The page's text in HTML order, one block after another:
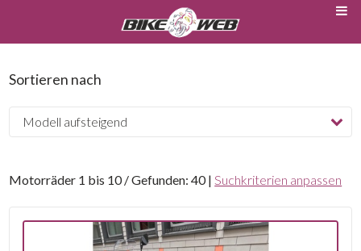
Sortieren nach
Motorräder 1 bis 10 / Gefunden: 40 | Suchkriterien anpassen